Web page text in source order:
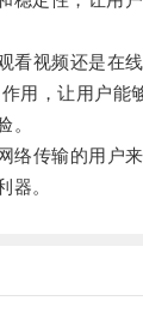
视频还是在线
用，让用户能
。
传输的用户来
器。